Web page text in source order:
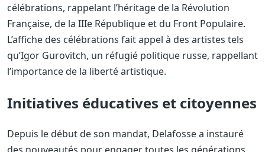
célébrations, rappelant l’héritage de la Révolution
Française, de la IIIe République et du Front Populaire.
L’affiche des célébrations fait appel à des artistes tels
qu’Igor Gurovitch, un réfugié politique russe, rappellant
l’importance de la liberté artistique.
Initiatives éducatives et citoyennes
Depuis le début de son mandat, Delafosse a instauré
des nouveautés pour engager toutes les générations